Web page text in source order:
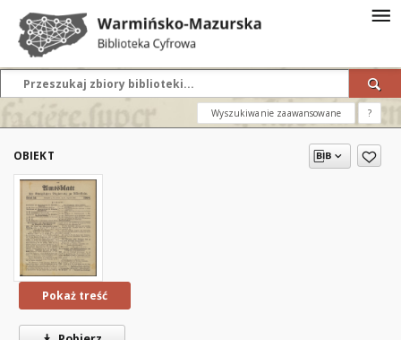
Wyszukiwanie zaawansowane ?
OBIEKT
Pokaż treść